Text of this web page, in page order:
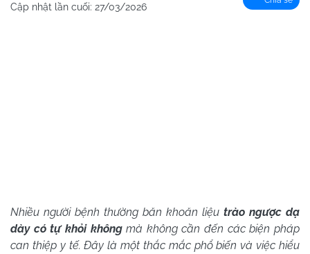
Cập nhật lần cuối: 27/03/2026
Nhiều người bệnh thường băn khoăn liệu trào ngược dạ
dày có tự khỏi khôngmà không cần đến các biện pháp
can thiệp y tế. Đây là một thắc mắc phổ biến và việc hiểu